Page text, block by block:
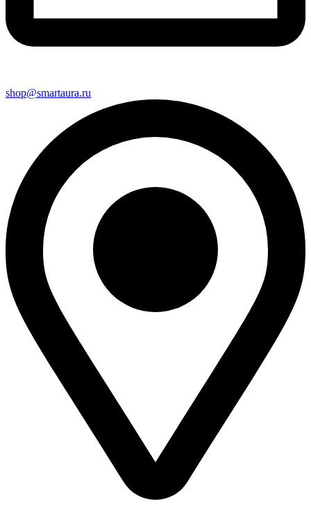
shop@smartaura.ru